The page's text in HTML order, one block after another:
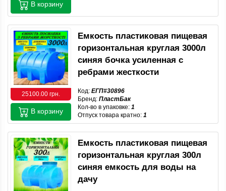
В корзину
25100.00 грн.
Емкость пластиковая пищевая
горизонтальная круглая 3000л
синяя бочка усиленная с
ребрами жесткости
Код: ЕГП#30896
Бренд: ПластБак
Кол-во в упаковке: 1
Отпуск товара кратно: 1
В корзину
Емкость пластиковая пищевая
горизонтальная круглая 300л
синяя емкость для воды на
дачу